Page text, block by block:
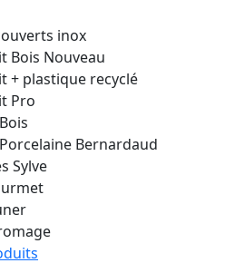
inox
Bois Nouveau
+ plastique recyclé
Pro
Bernardaud
Sylve